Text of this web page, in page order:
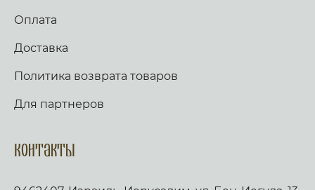
Оплата
Доставка
Политика возврата товаров
Для партнеров
Контакты